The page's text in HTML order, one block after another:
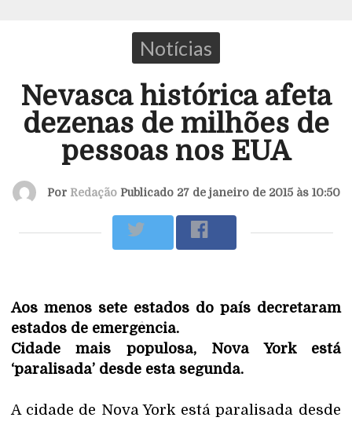
Notícias
Nevasca histórica afeta
dezenas de milhões de
pessoas nos EUA
Por RedaçãoPublicado 27 de janeiro de 2015 às 10:50
Aos menos sete estados do país decretaram
estados de emergência.
Cidade mais populosa, Nova York está
‘paralisada’ desde esta segunda.
A cidade de Nova York está paralisada desde